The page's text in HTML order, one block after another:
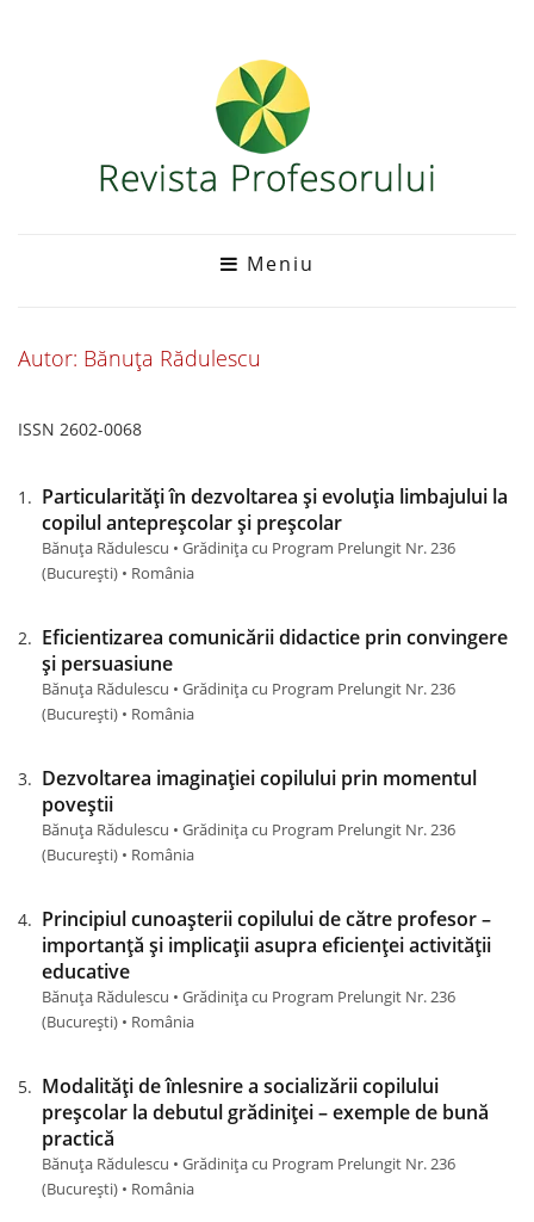
Meniu
Autor: Bănuța Rădulescu
ISSN 2602-0068
Particularități în dezvoltarea și evoluția limbajului la
copilul antepreșcolar și preșcolar
Bănuța Rădulescu • Grădinița cu Program Prelungit Nr. 236
(Bucureşti) • România
Eficientizarea comunicării didactice prin convingere
și persuasiune
Bănuța Rădulescu • Grădinița cu Program Prelungit Nr. 236
(Bucureşti) • România
Dezvoltarea imaginației copilului prin momentul
poveștii
Bănuța Rădulescu • Grădinița cu Program Prelungit Nr. 236
(Bucureşti) • România
Principiul cunoașterii copilului de către profesor –
importanță și implicații asupra eficienței activității
educative
Bănuța Rădulescu • Grădinița cu Program Prelungit Nr. 236
(Bucureşti) • România
Modalități de înlesnire a socializării copilului
preșcolar la debutul grădiniței – exemple de bună
practică
Bănuța Rădulescu • Grădinița cu Program Prelungit Nr. 236
(Bucureşti) • România